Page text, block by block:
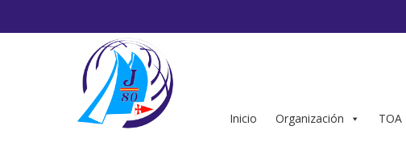
Inicio Organización TOA